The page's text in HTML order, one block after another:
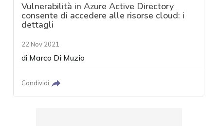
Vulnerabilità in Azure Active Directory
consente di accedere alle risorse cloud: i
dettagli
22 Nov 2021
di Marco Di Muzio
Condividi